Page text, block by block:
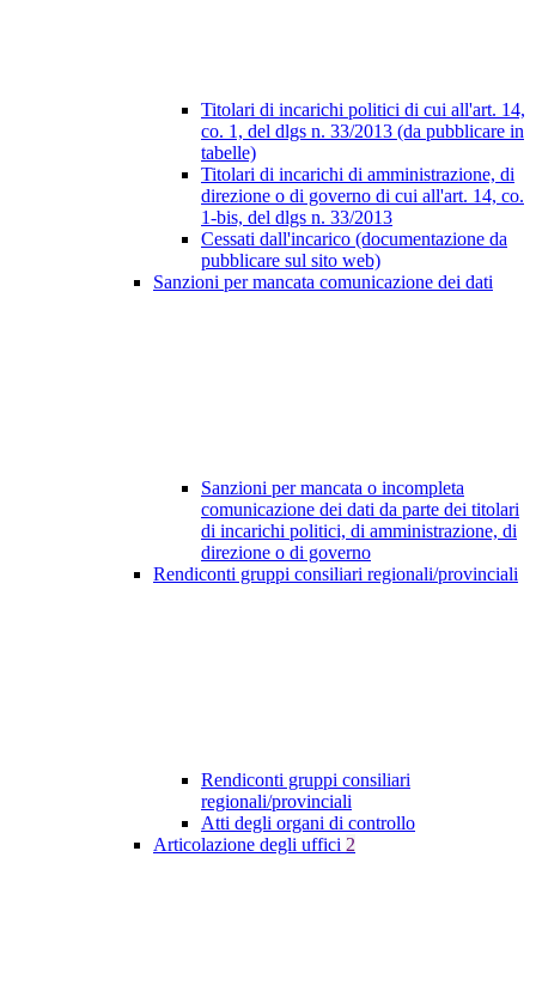
Titolari di incarichi politici di cui all'art. 14,
co. 1, del dlgs n. 33/2013 (da pubblicare in
tabelle)
Titolari di incarichi di amministrazione, di
direzione o di governo di cui all'art. 14, co.
1-bis, del dlgs n. 33/2013
Cessati dall'incarico (documentazione da
pubblicare sul sito web)
Sanzioni per mancata comunicazione dei dati
Sanzioni per mancata o incompleta
comunicazione dei dati da parte dei titolari
di incarichi politici, di amministrazione, di
direzione o di governo
Rendiconti gruppi consiliari regionali/provinciali
Rendiconti gruppi consiliari
regionali/provinciali
Atti degli organi di controllo
Articolazione degli uffici 2